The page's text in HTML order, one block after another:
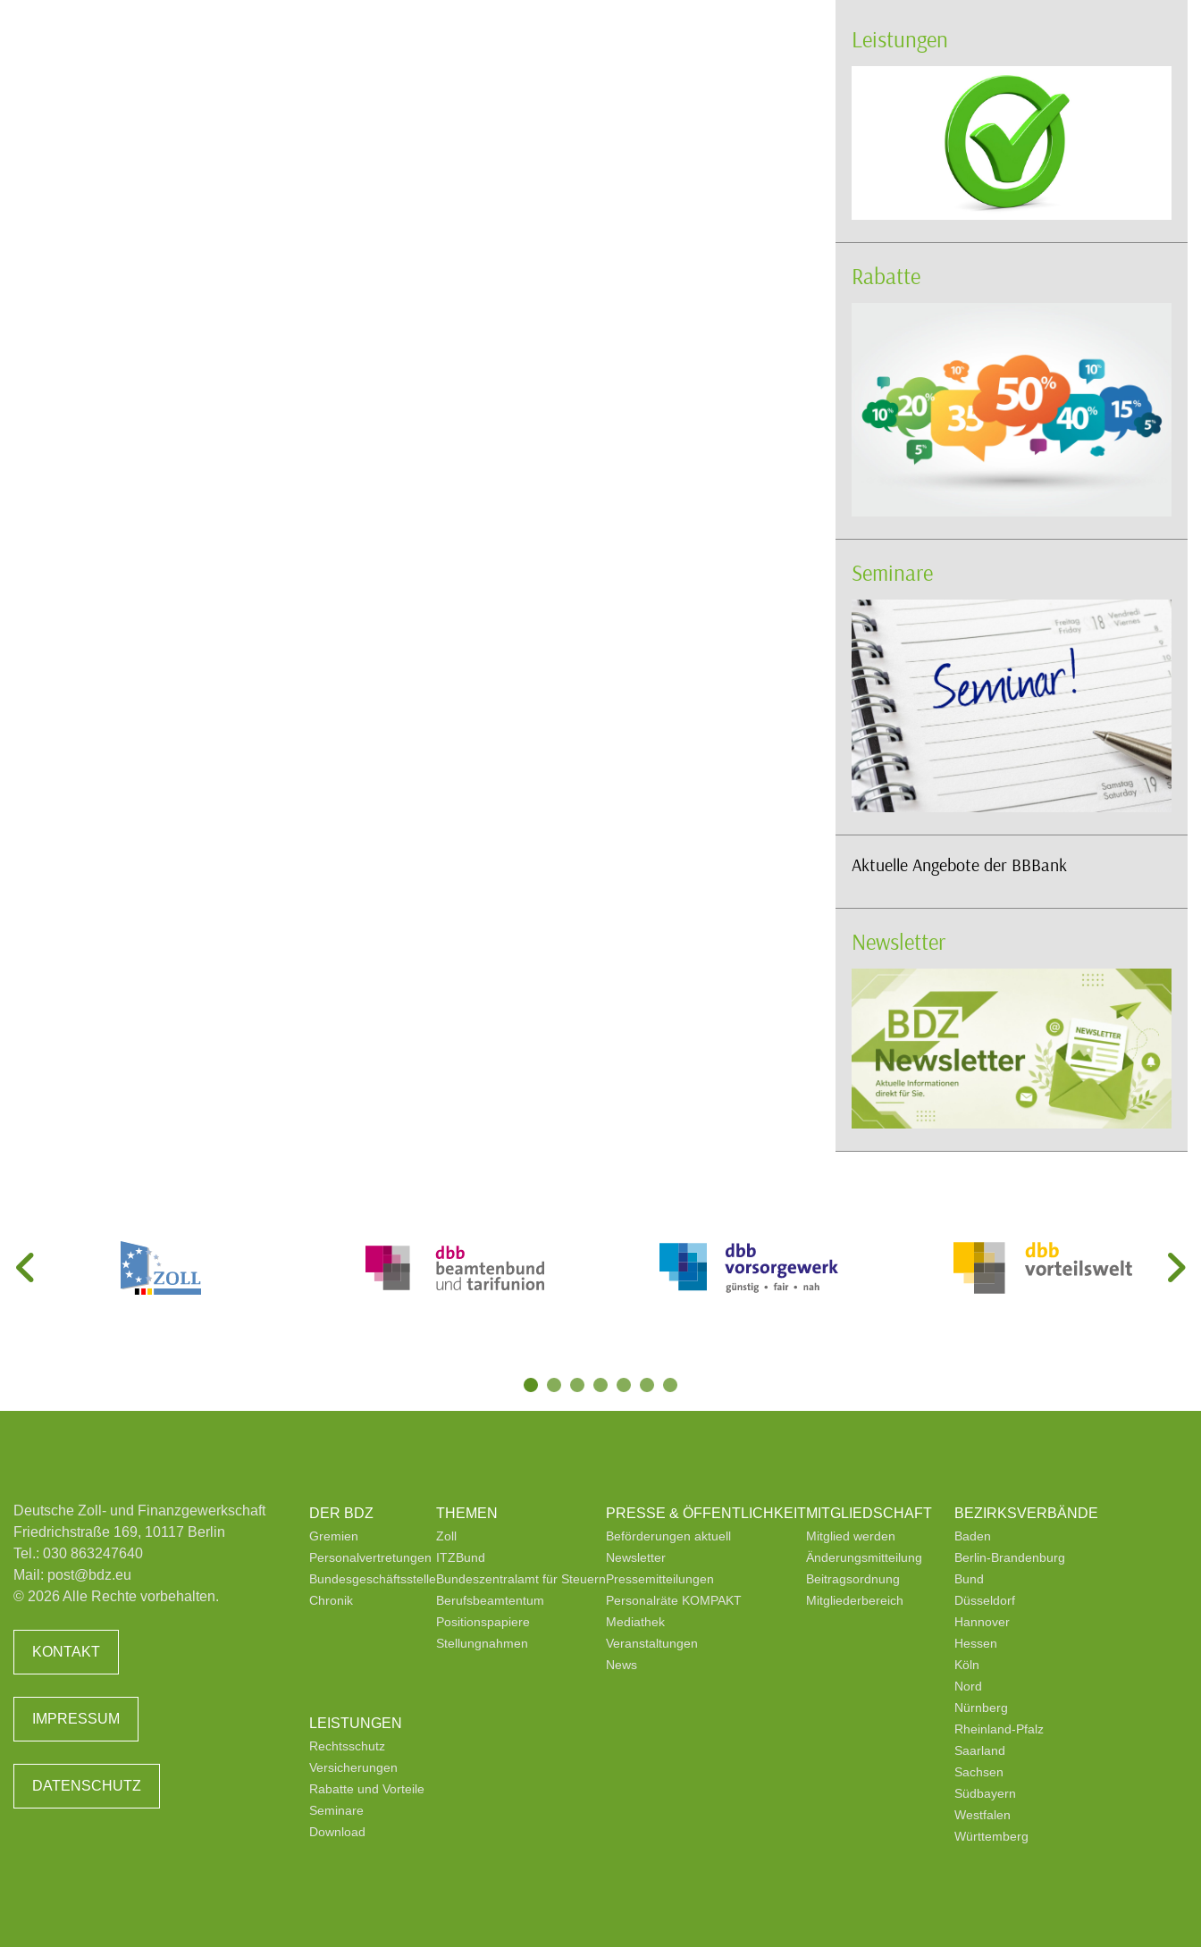
Leistungen
Rabatte
Seminare
Aktuelle Angebote der BBBank
Newsletter
Deutsche Zoll- und Finanzgewerkschaft
Friedrichstraße 169, 10117 Berlin
Tel.: 030 863247640
Mail: post@bdz.eu
© 2026 Alle Rechte vorbehalten.
KONTAKT
IMPRESSUM
DATENSCHUTZ
DER BDZ
Gremien
Personalvertretungen
Bundesgeschäftsstelle
Chronik
THEMEN
Zoll
ITZBund
Bundeszentralamt für Steuern
Berufsbeamtentum
Positionspapiere
Stellungnahmen
PRESSE & ÖFFENTLICHKEIT
Beförderungen aktuell
Newsletter
Pressemitteilungen
Personalräte KOMPAKT
Mediathek
Veranstaltungen
News
MITGLIEDSCHAFT
Mitglied werden
Änderungsmitteilung
Beitragsordnung
Mitgliederbereich
LEISTUNGEN
Rechtsschutz
Versicherungen
Rabatte und Vorteile
Seminare
Download
BEZIRKSVERBÄNDE
Baden
Berlin-Brandenburg
Bund
Düsseldorf
Hannover
Hessen
Köln
Nord
Nürnberg
Rheinland-Pfalz
Saarland
Sachsen
Südbayern
Westfalen
Württemberg